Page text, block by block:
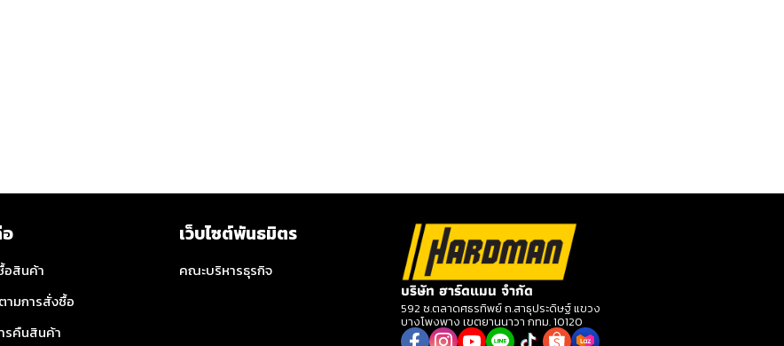
อสินค้า
ามการสั่งซื้อ
รคืนสินค้า
เว็บไซต์พันธมิตร
คณะบริหารธุรกิจ
บริษัท ฮาร์ดแมน จำกัด
592 ซ.ตลาดศธรทิพย์ ถ.สาธุประดิษฐ์ แขวง
บางโพงพาง เขตยานนาวา กทม. 10120